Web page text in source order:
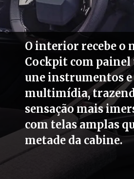
O interior recebe o
Cockpit com painel
une instrumentos e
multimídia,
sensação mais
com telas amplas
metade da cabine.